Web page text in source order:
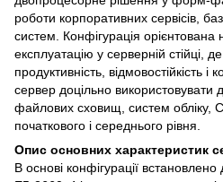
роботи корпоративних сервісів,
систем. Конфігурація орієнтована
експлуатацію у серверній стійці,
продуктивність, відмовостійкість і
сервер доцільно
файлових сховищ, систем обліку,
початкового і середнього рівня.
Опис основних характеристик
В основі конфігурації